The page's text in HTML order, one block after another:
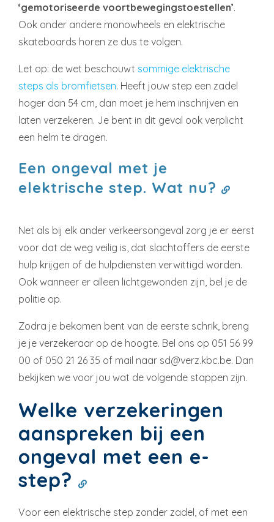
‘gemotoriseerde voortbewegingstoestellen’.
Ook onder andere monowheels en elektrische
skateboards horen ze dus te volgen.
Let op: de wet beschouwt sommige elektrische
steps als bromfietsen. Heeft jouw step een zadel
hoger dan 54 cm, dan moet je hem inschrijven en
laten verzekeren. Je bent in dit geval ook verplicht
een helm te dragen.
Een ongeval met je
elektrische step. Wat nu?
Net als bij elk ander verkeersongeval zorg je er eerst
voor dat de weg veilig is, dat slachtoffers de eerste
hulp krijgen of de hulpdiensten verwittigd worden.
Ook wanneer er alleen lichtgewonden zijn, bel je de
politie op.
Zodra je bekomen bent van de eerste schrik, breng
je je verzekeraar op de hoogte. Bel ons op 051 56 99
00 of 050 21 26 35 of mail naar sd@verz.kbc.be. Dan
bekijken we voor jou wat de volgende stappen zijn.
Welke verzekeringen
aanspreken bij een
ongeval met een e-
step?
Voor een elektrische step zonder zadel, of met een